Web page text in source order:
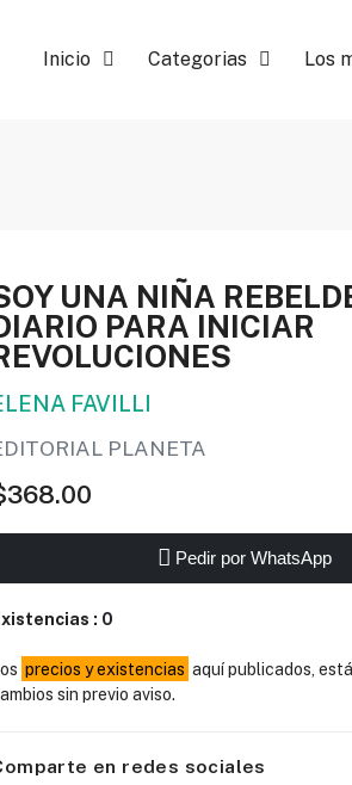
Inicio Categorias Los
UNA NIÑA
PARA INICIAR
FAVILLI
PLANETA
Pedir por WhatsApp
: 0
precios y existencias aquí publicados,
sin previo aviso.
en redes sociales